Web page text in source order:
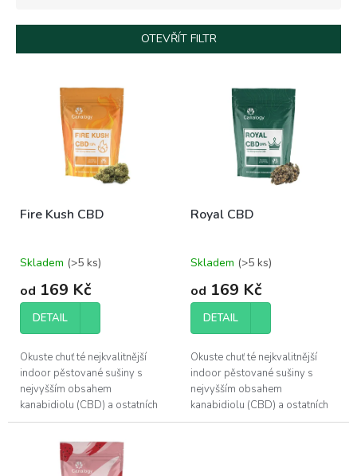
í
OTEVŘÍT FILTR
d
t
ů
Fire Kush CBD
Skladem (>5 ks)
od 169 Kč
DETAIL
Okuste chuť té nejkvalitnější
indoor pěstované sušiny s
nejvyšším obsahem
kanabidiolu (CBD) a ostatních
účinných látek, které konopí
Royal CBD
Skladem (>5 ks)
od 169 Kč
DETAIL
Okuste chuť té nejkvalitnější
indoor pěstované sušiny s
nejvyšším obsahem
kanabidiolu (CBD) a ostatních
účinných látek, které konopí